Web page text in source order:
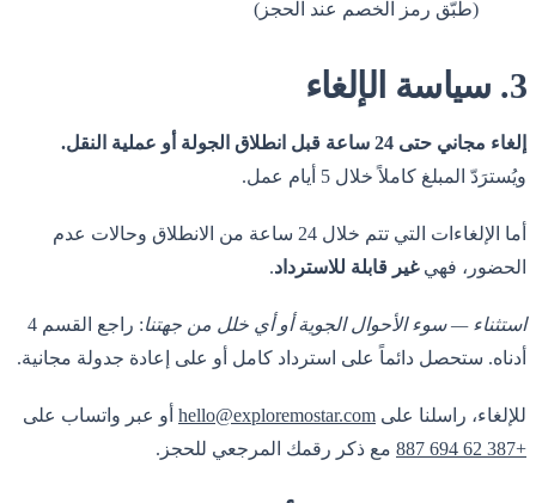
(طبّق رمز الخصم عند الحجز)
3. سياسة الإلغاء
إلغاء مجاني حتى 24 ساعة قبل انطلاق الجولة أو عملية النقل.
ويُسترَدّ المبلغ كاملاً خلال 5 أيام عمل.
أما الإلغاءات التي تتم خلال 24 ساعة من الانطلاق وحالات عدم
الحضور، فهيغير قابلة للاسترداد.
استثناء — سوء الأحوال الجوية أو أي خلل من جهتنا
: راجع القسم 4
أدناه. ستحصل دائماً على استرداد كامل أو على إعادة جدولة مجانية.
للإلغاء، راسلنا على hello@exploremostar.com أو عبر واتساب على
+387 62 694 887
مع ذكر رقمك المرجعي للحجز.